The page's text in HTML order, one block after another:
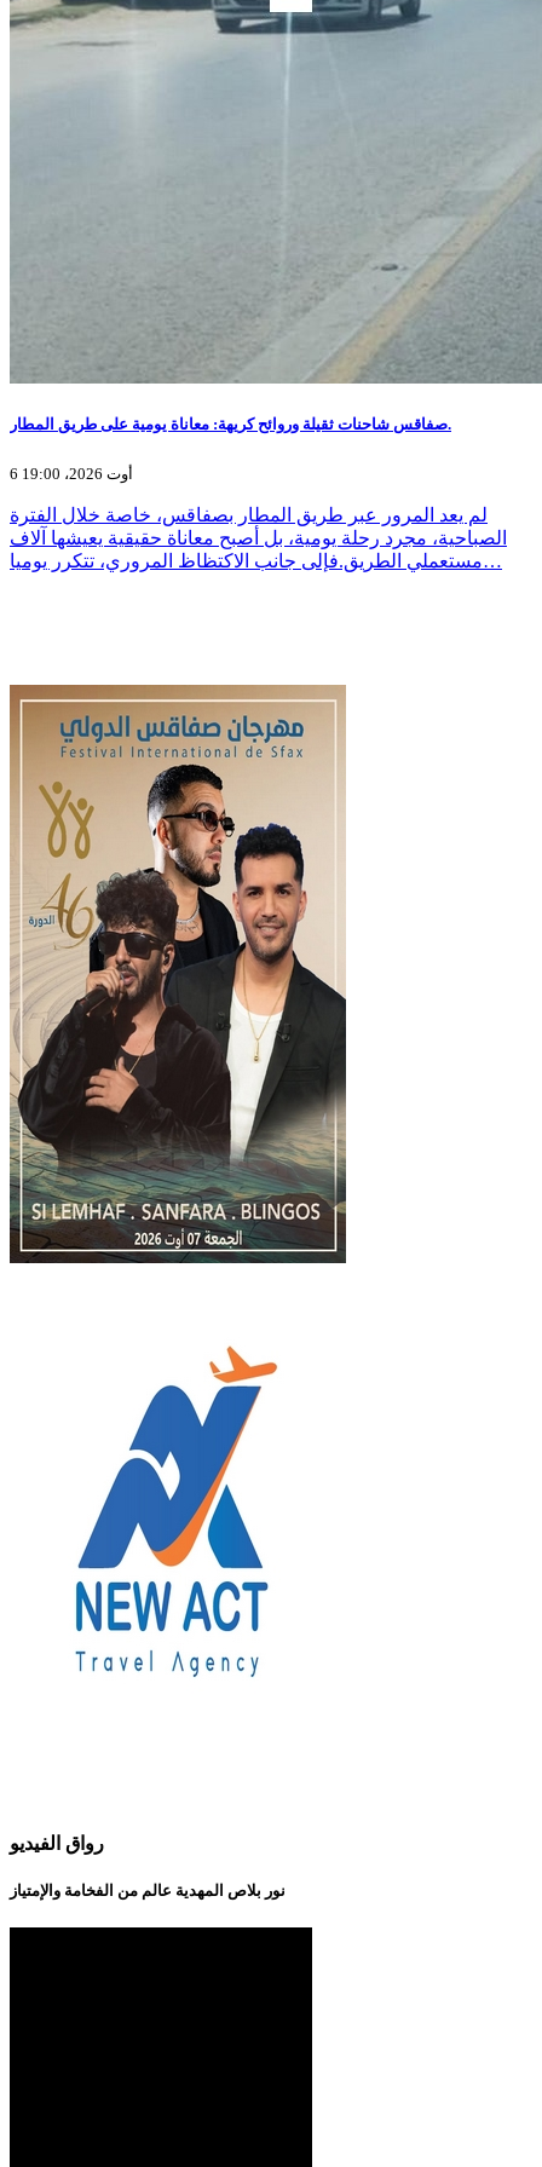
صفاقس شاحنات ثقيلة وروائح كريهة: معاناة يومية على طريق المطار.
6 أوت 2026، 19:00
لم يعد المرور عبر طريق المطار بصفاقس، خاصة خلال الفترة
الصباحية، مجرد رحلة يومية، بل أصبح معاناة حقيقية يعيشها آلاف
مستعملي الطريق.فإلى جانب الاكتظاظ المروري، تتكرر يوميا…
رواق الفيديو
نور بلاص المهدية عالم من الفخامة والإمتياز